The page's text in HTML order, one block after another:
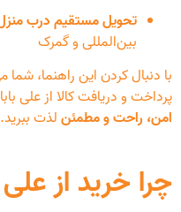
تحویل مستقیم درب
بین‌المللی و گمرک
با دنبال کردن این راهنما،
پرداخت و دریافت کالا از علی
امن، راحت و مطمئنلذت ببرید.
چرا خرید از علی